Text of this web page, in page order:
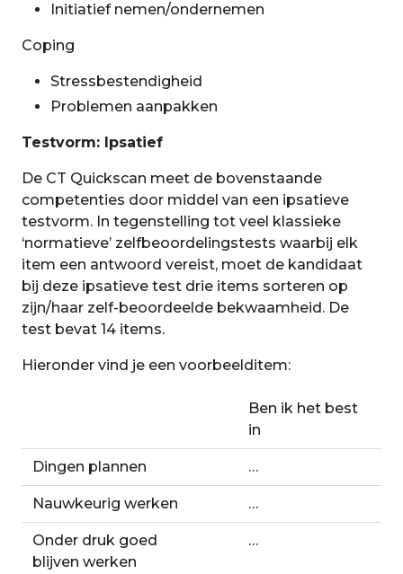
Initiatief nemen/ondernemen
Coping
Stressbestendigheid
Problemen aanpakken
Testvorm: Ipsatief
De CT Quickscan meet de bovenstaande
competenties door middel van een ipsatieve
testvorm. In tegenstelling tot veel klassieke
‘normatieve’ zelfbeoordelingstests waarbij elk
item een antwoord vereist, moet de kandidaat
bij deze ipsatieve test drie items sorteren op
zijn/haar zelf-beoordeelde bekwaamheid. De
test bevat 14 items.
Hieronder vind je een voorbeelditem:
Ben ik het best
in
Dingen plannen …
Nauwkeurig werken …
Onder druk goed
blijven werken
…